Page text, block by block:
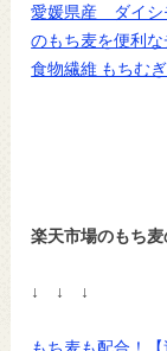
愛媛県産 ダイシ
のもち麦を便利
食物繊維 もちむ
楽天市場のもち
↓ ↓ ↓